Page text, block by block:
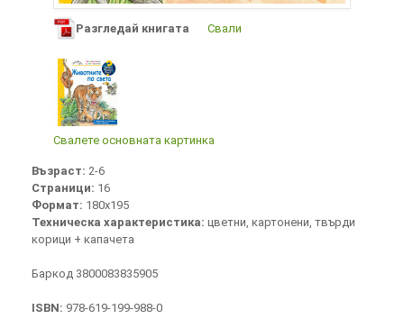
Разгледай книгата Свали
Свалете основната картинка
Възраст: 2-6
Страници: 16
Формат: 180х195
Техническа характеристика: цветни, картонени, твърди
корици + капачета
Баркод 3800083835905
ISBN: 978-619-199-988-0